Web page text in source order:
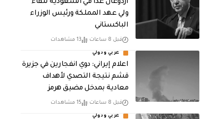
أردوغان غدًا في السعودية للقاء
ولي عهد المملكة ورئيس الوزراء
الباكستاني
قبل 8 ساعات 13 مشاهدات
عربي ودولي
اعلام إيراني: دوي انفجارين في جزيرة
قشم نتيجة التصدي لأهداف
معادية بمدخل مضيق هرمز
قبل 8 ساعات 15 مشاهدات
عربي ودولي